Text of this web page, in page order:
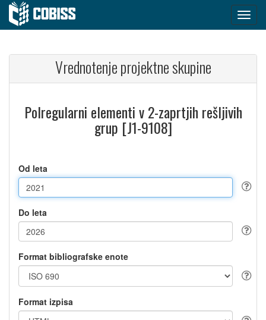
Vrednotenje projektne skupine
Polregularni elementi v 2-zaprtjih rešljivih
grup [J1-9108]
Od leta
Do leta
Format bibliografske enote
Format izpisa